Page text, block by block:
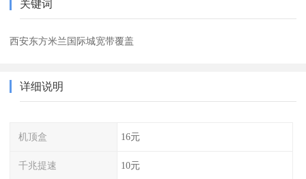
关键词
西安东方米兰国际城宽带覆盖
详细说明
机顶盒 16元
千兆提速 10元